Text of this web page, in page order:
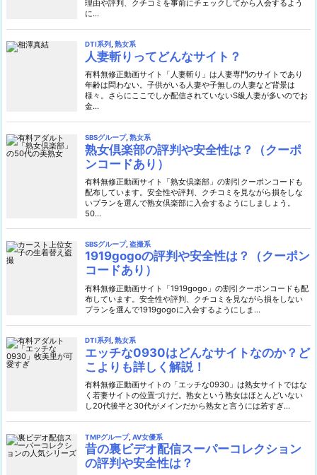
理由や評判、クチコミを事前にチェックしてから入会するよう
に...
DTI系列 ,熟女系
人妻斬りってどんなサイト？
有料無修正動画サイト「人妻斬り」は人妻専門のサイトであり
年齢は問わない。子供がいる人妻や子無しの人妻など背景は
様々。さらにここでしか配信されていないS級人妻が多いのでお
金...
SBSグループ,熟女系
熟女倶楽部の評判や安全性は？（クーポ
ンコードあり）
有料無修正動画サイト「熟女倶楽部」の割引クーポンコードも
配布しています。安全性や評判、クチコミを見ながら損をしな
いプランを選んで熟女倶楽部に入会するようにしましょう。
50...
SBSグループ,盗撮系
1919gogoの評判や安全性は？（クーポン
コードあり）
有料無修正動画サイト「1919gogo」の割引クーポンコードも配
布しています。安全性や評判、クチコミを見ながら損をしない
プランを選んで1919gogoに入会するようにしま...
DTI系列 ,熟女系
エッチな0930はどんなサイトなのか？ど
こよりも詳しく解説！
有料無修正動画サイトの「エッチな0930」は熟女サイトではな
く若妻サイトの位置づけだ。熟女という熟女はほとんどいない
し20代後半と30代がメインだから熟女と言うには若すぎ...
TMPグループ,AV女優系
昔の裏ビデオ配信スーパーコレクション
の評判や安全性は？